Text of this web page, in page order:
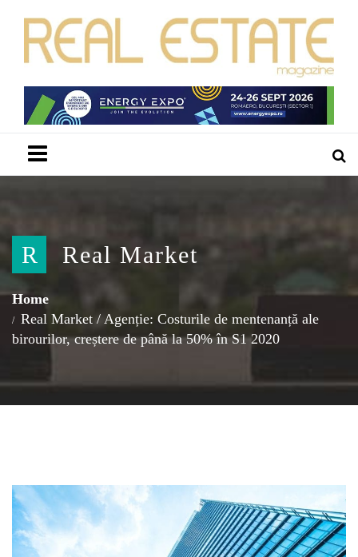
R Real Market
Home
Real Market / Agenție: Costurile de mentenanță ale
birourilor, creștere de până la 50% în S1 2020